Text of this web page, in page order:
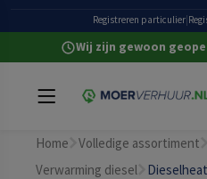
Grote eigen voorraadRegistreren particulier
Wij zijn gewoon
Home Volledige assortiment
Verwarming diesel